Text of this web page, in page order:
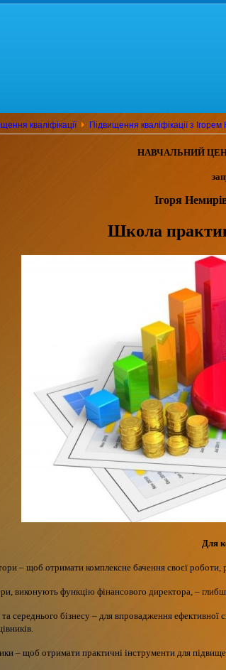
кваліфікації Підвищення кваліфікації з
НАВЧАЛЬНИЙ
Ігоря
Школа
Для
– щоб отримати комплексне бачення своєї роботи,
виконують функцію фінансового директора, –
середнього бізнесу – для впровадження ефективної
– щоб отримати практичні інструменти для